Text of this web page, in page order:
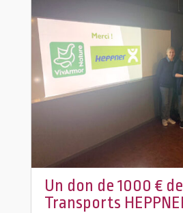
Un don de 1000 €
Transports